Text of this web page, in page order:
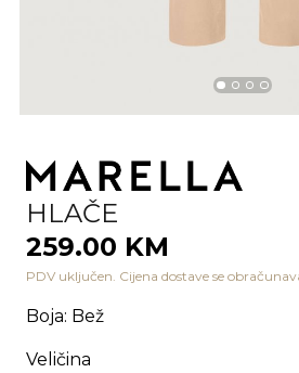
HLAČE
259.00 KM
PDV uključen. Cijena dostave se
Boja: Bež
Veličina